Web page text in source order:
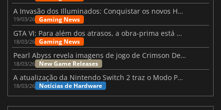
A Invasão dos Illuminados: Conquistar os novos Helldivers 2 Atualização!
19/03/26 Gaming News
GTA VI: Para além dos atrasos, a obra-prima está quase a chegar
18/03/26 Gaming News
Pearl Abyss revela imagens de jogo de Crimson Desert para a PS5
18/03/26 New Game Releases
A atualização da Nintendo Switch 2 traz o Modo Portátil aos jogos mais antigos da Switch
18/03/26 Notícias de Hardware